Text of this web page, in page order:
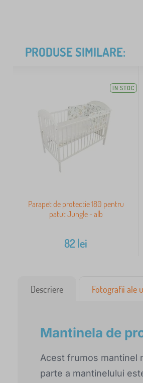
PRODUSE SIMILARE:
IN STOC
Parapet de protectie 180 pentru
patut Jungle - alb
82 lei
Descriere Fotografii ale
Mantinela de
Acest frumos mantinel
parte a mantinelului